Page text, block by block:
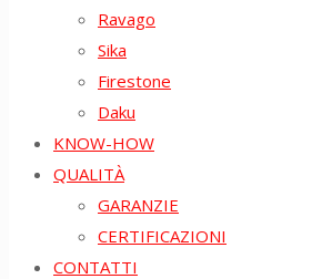
Ravago
Sika
Firestone
Daku
KNOW-HOW
QUALITÀ
GARANZIE
CERTIFICAZIONI
CONTATTI